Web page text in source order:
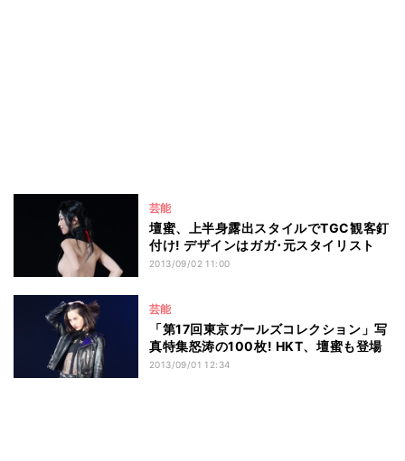
芸能
壇蜜、上半身露出スタイルでTGC観客釘
付け! デザインはガガ･元スタイリスト
2013/09/02 11:00
芸能
「第17回東京ガールズコレクション」写
真特集怒涛の100枚! HKT、壇蜜も登場
2013/09/01 12:34